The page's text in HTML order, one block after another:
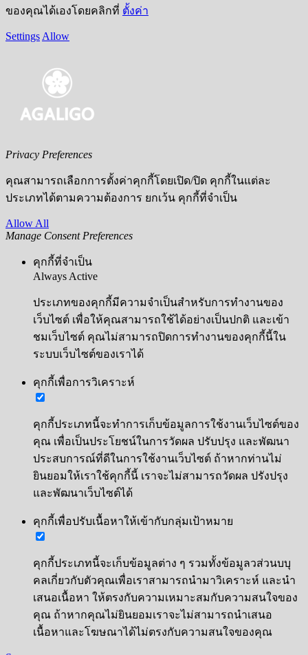
ของคุณได้เองโดยคลิกที่ ตั้งค่า
Settings Allow
Privacy Preferences
คุณสามารถเลือกการตั้งค่าคุกกี้โดยเปิด/ปิด คุกกี้ในแต่ละ
ประเภทได้ตามความต้องการ ยกเว้น คุกกี้ที่จำเป็น
Allow All
Manage Consent Preferences
คุกกี้ที่จำเป็น
Always Active
ประเภทของคุกกี้มีความจำเป็นสำหรับการทำงานของ
เว็บไซต์ เพื่อให้คุณสามารถใช้ได้อย่างเป็นปกติ และเข้า
ชมเว็บไซต์ คุณไม่สามารถปิดการทำงานของคุกกี้นี้ใน
ระบบเว็บไซต์ของเราได้
คุกกี้เพื่อการวิเคราะห์
คุกกี้ประเภทนี้จะทำการเก็บข้อมูลการใช้งานเว็บไซต์ของ
คุณ เพื่อเป็นประโยชน์ในการวัดผล ปรับปรุง และพัฒนา
ประสบการณ์ที่ดีในการใช้งานเว็บไซต์ ถ้าหากท่านไม่
ยินยอมให้เราใช้คุกกี้นี้ เราจะไม่สามารถวัดผล ปรังปรุง
และพัฒนาเว็บไซต์ได้
คุกกี้เพื่อปรับเนื้อหาให้เข้ากับกลุ่มเป้าหมาย
คุกกี้ประเภทนี้จะเก็บข้อมูลต่าง ๆ รวมทั้งข้อมูลวส่วนบบุ
คลเกี่ยวกับตัวคุณเพื่อเราสามารถนำมาวิเคราะห์ และนำ
เสนอเนื้อหา ให้ตรงกับความเหมาะสมกับความสนใจของ
คุณ ถ้าหากคุณไม่ยินยอมเราจะไม่สามารถนำเสนอ
เนื้อหาและโฆษณาได้ไม่ตรงกับความสนใจของคุณ